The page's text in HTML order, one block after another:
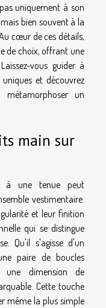
uniquement à son
bien souvent à la
cœur de ces détails,
de choix, offrant une
vous guider à
et découvrez
un
main sur
à une tenue peut
vestimentaire.
et leur finition
qui se distingue
Qu'il s'agisse d'un
paire de boucles
une dimension de
Cette touche
même la plus simple